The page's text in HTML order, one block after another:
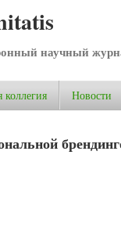
научный
коллегия Новости